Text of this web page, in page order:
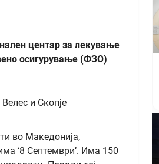
центар за лекување
осигурување (ФЗО)
во Македонија,
‘8 Септември’. Има 150